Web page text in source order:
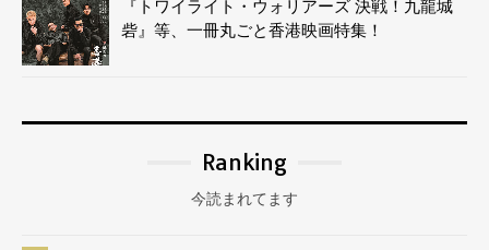
『トワイライト・ウォリアーズ 決戦！九龍城
砦』等、一冊丸ごと香港映画特集！
Ranking
今読まれてます